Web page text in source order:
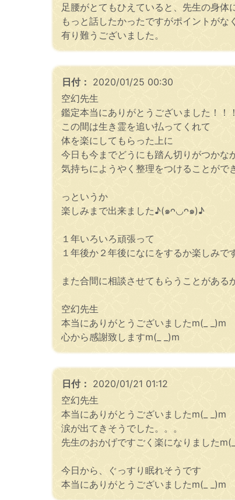
足腰がとてもひえていると、先生の身体
もっと話したかったですがポイントがな
有り難うございました。
日付： 2020/01/25 00:30
空幻先生
鑑定本当にありがとうございました！！！
この間は生き霊を追い払ってくれて
体を楽にしてもらった上に
今日も今までどうにも踏ん切りがつかな
気持ちにようやく整理をつけることがで
っというか
楽しみまで出来ました♪(๑ᴖ◡ᴖ๑)♪
１年いろいろ頑張って
１年後か２年後になにをするか楽しみで
また合間に相談させてもらうことがあ
空幻先生
本当にありがとうございましたm(_ _)m
心から感謝致しますm(_ _)m
日付： 2020/01/21 01:12
空幻先生
本当にありがとうございましたm(_ _)m
涙が出てきそうでした。。。
先生のおかげですごく楽になりました
今日から、ぐっすり眠れそうです
本当にありがとうございましたm(_ _)m